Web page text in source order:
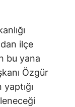
ilçe
bu yana
Özgür